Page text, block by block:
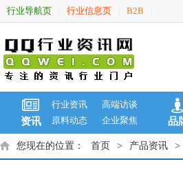
行业导航页 行业信息页 B2B
资讯
行业资讯
高端访谈
原料动态
企业聚焦 品
您现在的位置： 首页 > 产品资讯 >